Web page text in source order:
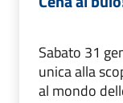
Sabato 31
unica alla
al mondo